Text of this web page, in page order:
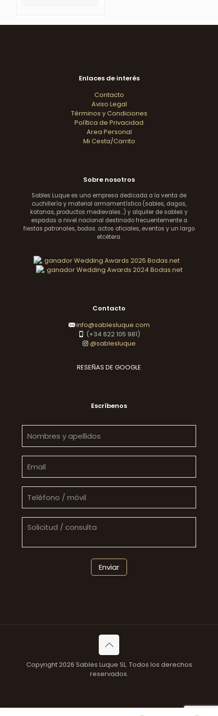
Enlaces de interés
Contacto
Aviso Legal
Términos y Condiciones
Política de Privacidad
Area Personal
Mi Cesta/Carrito
Sobre nosotros
Sables Luque es una empresa dedicada a la venta de
cuchillería y material armamentístico (sables, dagas,
katanas, productos medievales...) y alquiler de sables y
espadas a nivel nacional destinado frecuentemente a
fiestas patronales, bodas. actos oficiales, eventos y un largo
etcétera.
Contacto
info@sablesluque.com
(+34 622 105 981)
@sablesluque
RESEÑAS DE GOOGLE
Escríbenos
Copyright 2026 Sables Luque SL. Todos los derechos
reservados.